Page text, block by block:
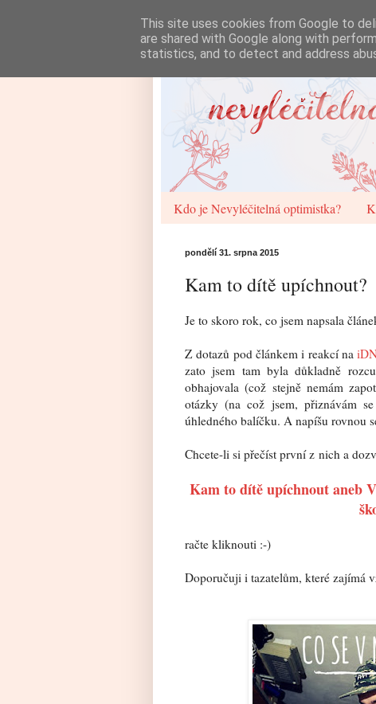
Kdo je Nevyléčitelná optimistka?
pondělí 31. srpna 2015
Kam to dítě upíchnout?
Je to skoro rok, co jsem napsala
Z dotazů pod článkem i reakcí na
zato jsem tam byla důkladně
obhajovala (což stejně nemám
otázky (na což jsem, přiznávám
úhledného balíčku. A napíšu rovnou
Chcete-li si přečíst první z nich a
Kam to dítě upíchnout aneb
račte kliknouti :-)
Doporučuji i tazatelům, které zajímá
This site uses cookies from Google to
are shared with Google along with
statistics, and to detect and address